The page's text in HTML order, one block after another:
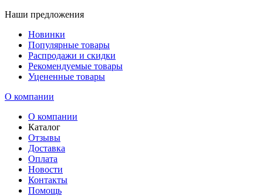
Наши предложения
Новинки
Популярные товары
Распродажи и скидки
Рекомендуемые товары
Уцененные товары
О компании
О компании
Каталог
Отзывы
Доставка
Оплата
Новости
Контакты
Помощь